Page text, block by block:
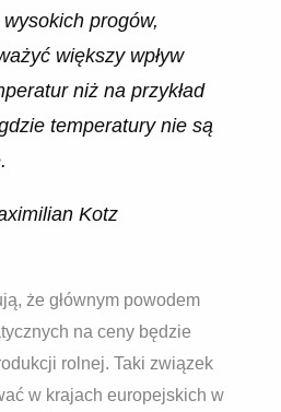
progów,
większy wpływ
niż na przykład
temperatury nie są
Kotz
że głównym powodem
na ceny będzie
rolnej. Taki związek
w krajach europejskich w